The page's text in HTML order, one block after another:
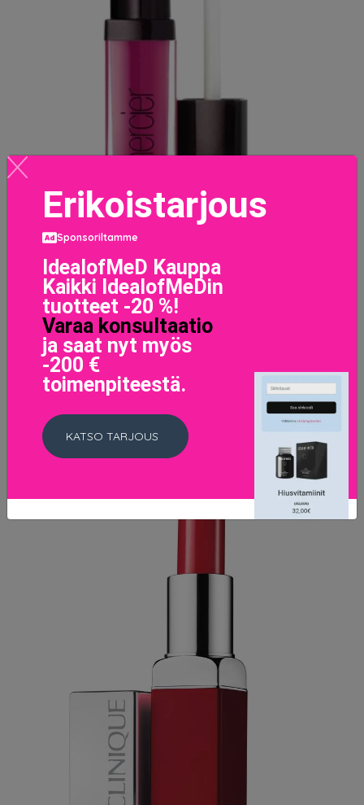
Lip Glacé Orchid
30 EUR
LISÄTIETOJA
Erikoistarjous
Sponsoriltamme
IdealofMeD Kauppa
Kaikki IdealofMeDin
tuotteet -20 %!
Varaa konsultaatio
ja saat nyt myös
-200 €
toimenpiteestä.
KATSO TARJOUS